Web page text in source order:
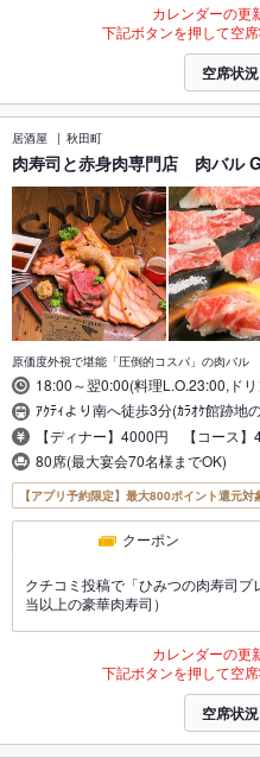
カレンダーの更
下記ボタンを押して空
空席状
居酒屋 秋田町
肉寿司と赤身肉専門店 肉バル
原価度外視で堪能「圧倒的コスパ」の肉バル
18:00～翌0:00(料理L.O.23:00,ド
ｱｸﾃｨより南へ徒歩3分(ｶﾗｵｹ館跡地
【ディナー】4000円 【コース】
80席(最大宴会70名様までOK)
【アプリ予約限定】最大800ポイント還元対
クーポン
クチコミ投稿で「ひみつの肉寿司
当以上の豪華肉寿司）
カレンダーの更
下記ボタンを押して空
空席状